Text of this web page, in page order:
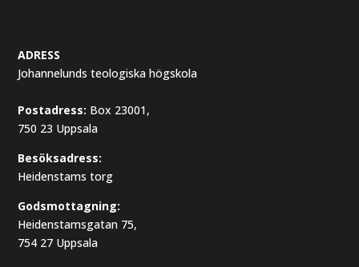
ADRESS
Johannelunds teologiska högskola
Postadress: Box 23001,
750 23 Uppsala
Besöksadress:
Heidenstams torg
Godsmottagning:
Heidenstamsgatan 75,
754 27 Uppsala